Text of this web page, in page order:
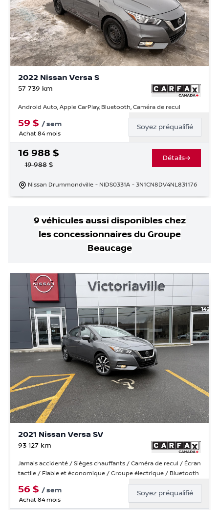
2022 Nissan Versa S
57 739 km
Android Auto, Apple CarPlay, Bluetooth, Caméra de recul
59 $ /sem
Achat 84 mois
Soyez préqualifié
16 988 $
19 988$
Détails
Nissan Drummondville - NIDS0331A - 3N1CN8DV4NL831176
9 véhicules aussi disponibles chez
les concessionnaires du Groupe
Beaucage
2021 Nissan Versa SV
93 127 km
Jamais accidenté / Sièges chauffants / Caméra de recul / Écran
tactile / Fiable et économique / Groupe électrique / Bluetooth
56 $ /sem
Achat 84 mois
Soyez préqualifié